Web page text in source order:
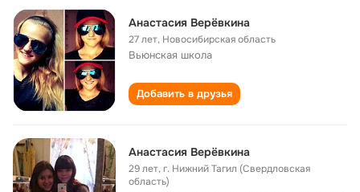
Анастасия Верёвкина
27 лет, Новосибирская область
Вьюнская школа
Добавить в друзья
Анастасия Верёвкина
29 лет,г. Нижний Тагил (Свердловская
область)